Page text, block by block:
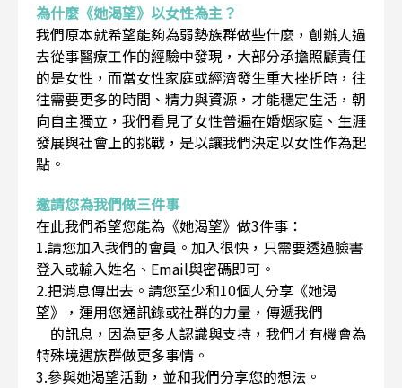
為什麼《她渴望》以女性為主？
我們原本就希望能夠為弱勢族群做些什麼，創辦人過
去從事醫療工作的經驗中發現，大部分承擔照顧責任
的是女性，而當女性家庭或經濟發生重大挫折時，往
往需要更多的時間、精力與資源，才能穩定生活，朝
向自主獨立，我們看見了女性普遍在婚姻家庭、生涯
發展與社會上的挑戰，是以讓我們決定以女性作為起
點。
邀請您為我們做三件事
在此我們希望您能為《她渴望》做3件事：
1.請您加入我們的會員。加入很快，只需要透過臉書
登入或輸入姓名、Email與密碼即可。
2.把消息傳出去。請您至少和10個人分享《她渴
望》，運用您通訊錄或社群的力量，傳遞我們
的訊息，因為更多人認識與支持，我們才有機會為
特殊境遇族群做更多事情。
3.參與她渴望活動，並和我們分享您的想法。